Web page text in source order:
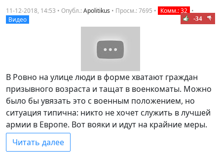
11-12-2018, 14:53 • Опубл.:Apolitikus • Просм.: 7695 • Комм.: 32 •
Видео
-34
В Ровно на улице люди в форме хватают граждан
призывного возраста и тащат в военкоматы. Можно
было бы увязать это с военным положением, но
ситуация типична: никто не хочет служить в лучшей
армии в Европе. Вот вояки и идут на крайние меры.
Читать далее